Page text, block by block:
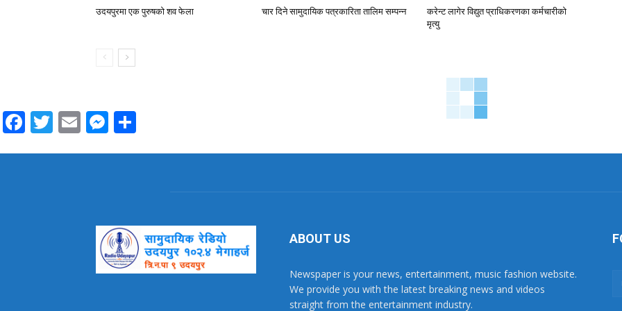
उदयपुरमा एक पुरुषको शव फेला चार दिने सामुदायिक पत्रकारिता तालिम सम्पन्न
करेन्ट लागेर विद्युत प्राधिकरणका कर्मचारीको
मृत्यु
Facebook
Twitter
EmailMessenger
ABOUT US
Newspaper is your news, entertainment, music fashion website.
We provide you with the latest breaking news and videos
straight from the entertainment industry.